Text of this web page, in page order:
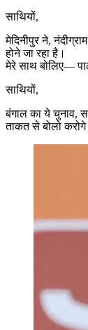
साथियों,
मेदिनीपुर ने,
होने जा रहा है।
मेरे साथ बोलिए—
साथियों,
बंगाल का ये चुनाव,
ताकत से बोलो